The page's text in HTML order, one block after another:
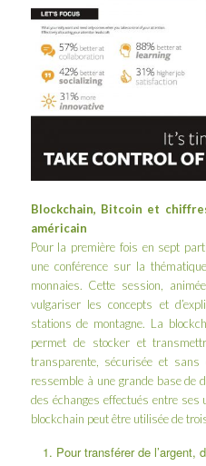
Blockchain, Bitcoin et
américain
Pour la première fois en sept
une conférence sur la
monnaies. Cette session,
vulgariser les concepts et
stations de montagne. La
permet de stocker et
transparente, sécurisée et sans
ressemble à une grande base de
des échanges effectués entre
blockchain peut être utilisée de
Pour transférer de